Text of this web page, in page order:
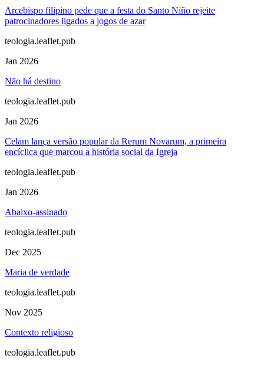
Arcebispo filipino pede que a festa do Santo Niño rejeite
patrocinadores ligados a jogos de azar
teologia.leaflet.pub
Jan 2026
Não há destino
teologia.leaflet.pub
Jan 2026
Celam lança versão popular da Rerum Novarum, a primeira
encíclica que marcou a história social da Igreja
teologia.leaflet.pub
Jan 2026
Abaixo-assinado
teologia.leaflet.pub
Dec 2025
Maria de verdade
teologia.leaflet.pub
Nov 2025
Contexto religioso
teologia.leaflet.pub